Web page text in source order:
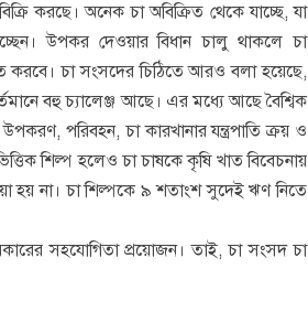
করছে। অনেক চা অবিক্রিত থেকে যাচ্ছে, যা
উপকর দেওয়ার বিধান চালু থাকলে চা
করবে। চা সংসদের চিঠিতে আরও বলা হয়েছে,
বহু চ্যালেঞ্জ আছে। এর মধ্যে আছে বৈশ্বিক
পরিবহন, চা কারখানার যন্ত্রপাতি ক্রয় ও
শিল্প হলেও চা চাষকে কৃষি খাত বিবেচনায়
না। চা শিল্পকে ৯ শতাংশ সুদেই ঋণ নিতে
সহযোগিতা প্রয়োজন। তাই, চা সংসদ চা